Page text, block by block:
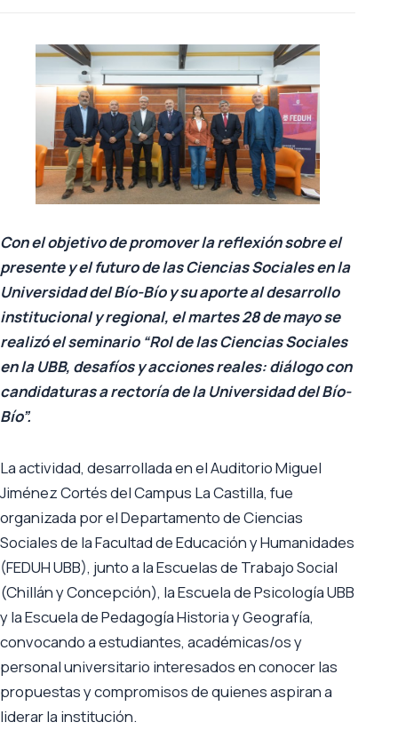
Con el objetivo de promover la reflexión sobre el
presente y el futuro de las Ciencias Sociales en la
Universidad del Bío-Bío y su aporte al desarrollo
institucional y regional, el martes 28 de mayo se
realizó el seminario “Rol de las Ciencias Sociales
en la UBB, desafíos y acciones reales: diálogo con
candidaturas a rectoría de la Universidad del Bío-
Bío”.
La actividad, desarrollada en el Auditorio Miguel
Jiménez Cortés del Campus La Castilla, fue
organizada por el Departamento de Ciencias
Sociales de la Facultad de Educación y Humanidades
(FEDUH UBB), junto a la Escuelas de Trabajo Social
(Chillán y Concepción), la Escuela de Psicología UBB
y la Escuela de Pedagogía Historia y Geografía,
convocando a estudiantes, académicas/os y
personal universitario interesados en conocer las
propuestas y compromisos de quienes aspiran a
liderar la institución.